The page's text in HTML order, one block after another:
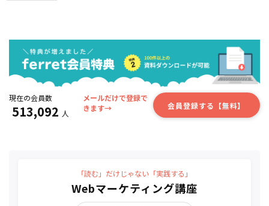
現在の会員数
513,092 人
メールだけで登録で
きます→
会員登録する【無料】
「読む」だけじゃない「実践する」
Webマーケティング講座